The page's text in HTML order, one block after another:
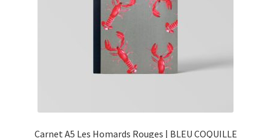
Carnet A5 Les Homards Rouges | BLEU COQUILLE